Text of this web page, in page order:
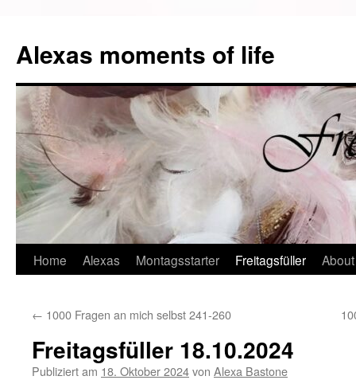
Alexas moments of life
Zum
springen
Home Alexas Montagsstarter Freitagsfüller
← 1000 Fragen an mich selbst 241-260
Freitagsfüller 18.10.2024
Publiziert am 18. Oktober 2024von Alexa Bastone